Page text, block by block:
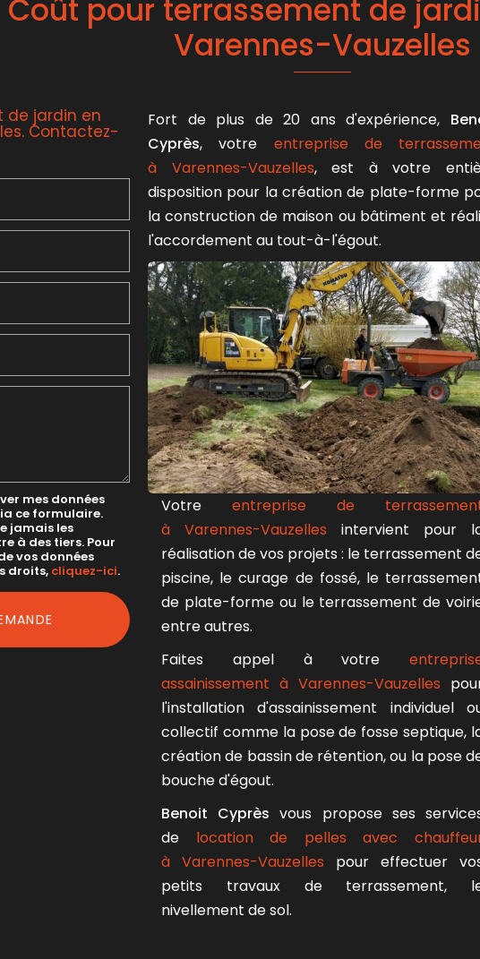
Coût pour terrassement de
Varennes-Vauzelles
de jardin en
Contactez-
mes données
ce formulaire.
jamais les
à des tiers. Pour
vos données
droits, cliquez-ici.
Fort de plus de 20 ans d'expérience,
Cyprès, votre entreprise de
à Varennes-Vauzelles, est à votre
disposition pour la création de plate-forme
la construction de maison ou bâtiment et
l'accordement au tout-à-l'égout.
Votre entreprise de
à Varennes-Vauzelles intervient pour
réalisation de vos projets : le terrassement
piscine, le curage de fossé, le
de plate-forme ou le terrassement de
entre autres.
Faites appel à votre
assainissement à Varennes-Vauzelles
l'installation d'assainissement individuel
collectif comme la pose de fosse septique,
création de bassin de rétention, ou la pose
bouche d'égout.
Benoit Cyprès vous propose ses
de location de pelles avec
à Varennes-Vauzelles pour effectuer
petits travaux de terrassement,
nivellement de sol.